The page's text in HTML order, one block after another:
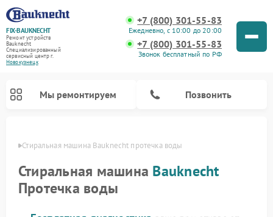
FIX-BAUKNECHT
Ремонт устройств
Bauknecht
Специализированный
cервисный центр г.
Новокузнецк
+7 (800) 301-55-83
Ежедневно, с 10:00 до 20:00
+7 (800) 301-55-83
Звонок бесплатный по РФ
Мы ремонтируем Позвонить
Стиральная машина Bauknecht протечка воды
Стиральная машина Bauknecht
Протечка воды